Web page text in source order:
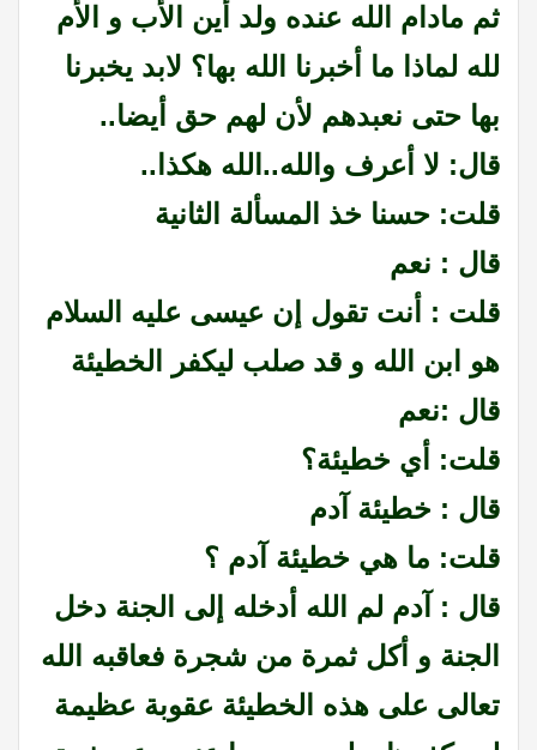
ثم مادام الله عنده ولد أين الأب و الأم
لله لماذا ما أخبرنا الله بها؟ لابد يخبرنا
بها حتى نعبدهم لأن لهم حق أيضا..
قال: لا أعرف والله..الله هكذا..
قلت: حسنا خذ المسألة الثانية
قال : نعم
قلت : أنت تقول إن عيسى عليه السلام
هو ابن الله و قد صلب ليكفر الخطيئة
قال :نعم
قلت: أي خطيئة؟
قال : خطيئة آدم
قلت: ما هي خطيئة آدم ؟
قال : آدم لم الله أدخله إلى الجنة دخل
الجنة و أكل ثمرة من شجرة فعاقبه الله
تعالى على هذه الخطيئة عقوبة عظيمة